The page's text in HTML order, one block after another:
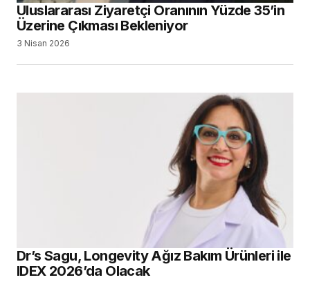
Uluslararası Ziyaretçi Oranının Yüzde 35’in
Üzerine Çıkması Bekleniyor
3 Nisan 2026
Dr’s Sagu, Longevity Ağız Bakım Ürünleri ile
IDEX 2026’da Olacak